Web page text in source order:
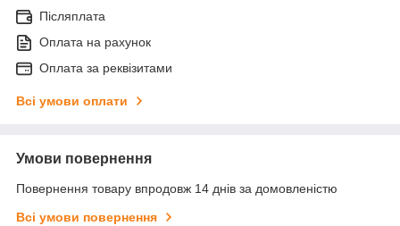
Післяплата
Оплата на рахунок
Оплата за реквізитами
Всі умови оплати
Умови повернення
Повернення товару впродовж 14 днів за домовленістю
Всі умови повернення